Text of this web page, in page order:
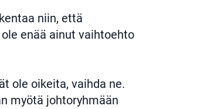
niin, että
enää ainut vaihtoehto
ole oikeita, vaihda ne.
myötä johtoryhmään